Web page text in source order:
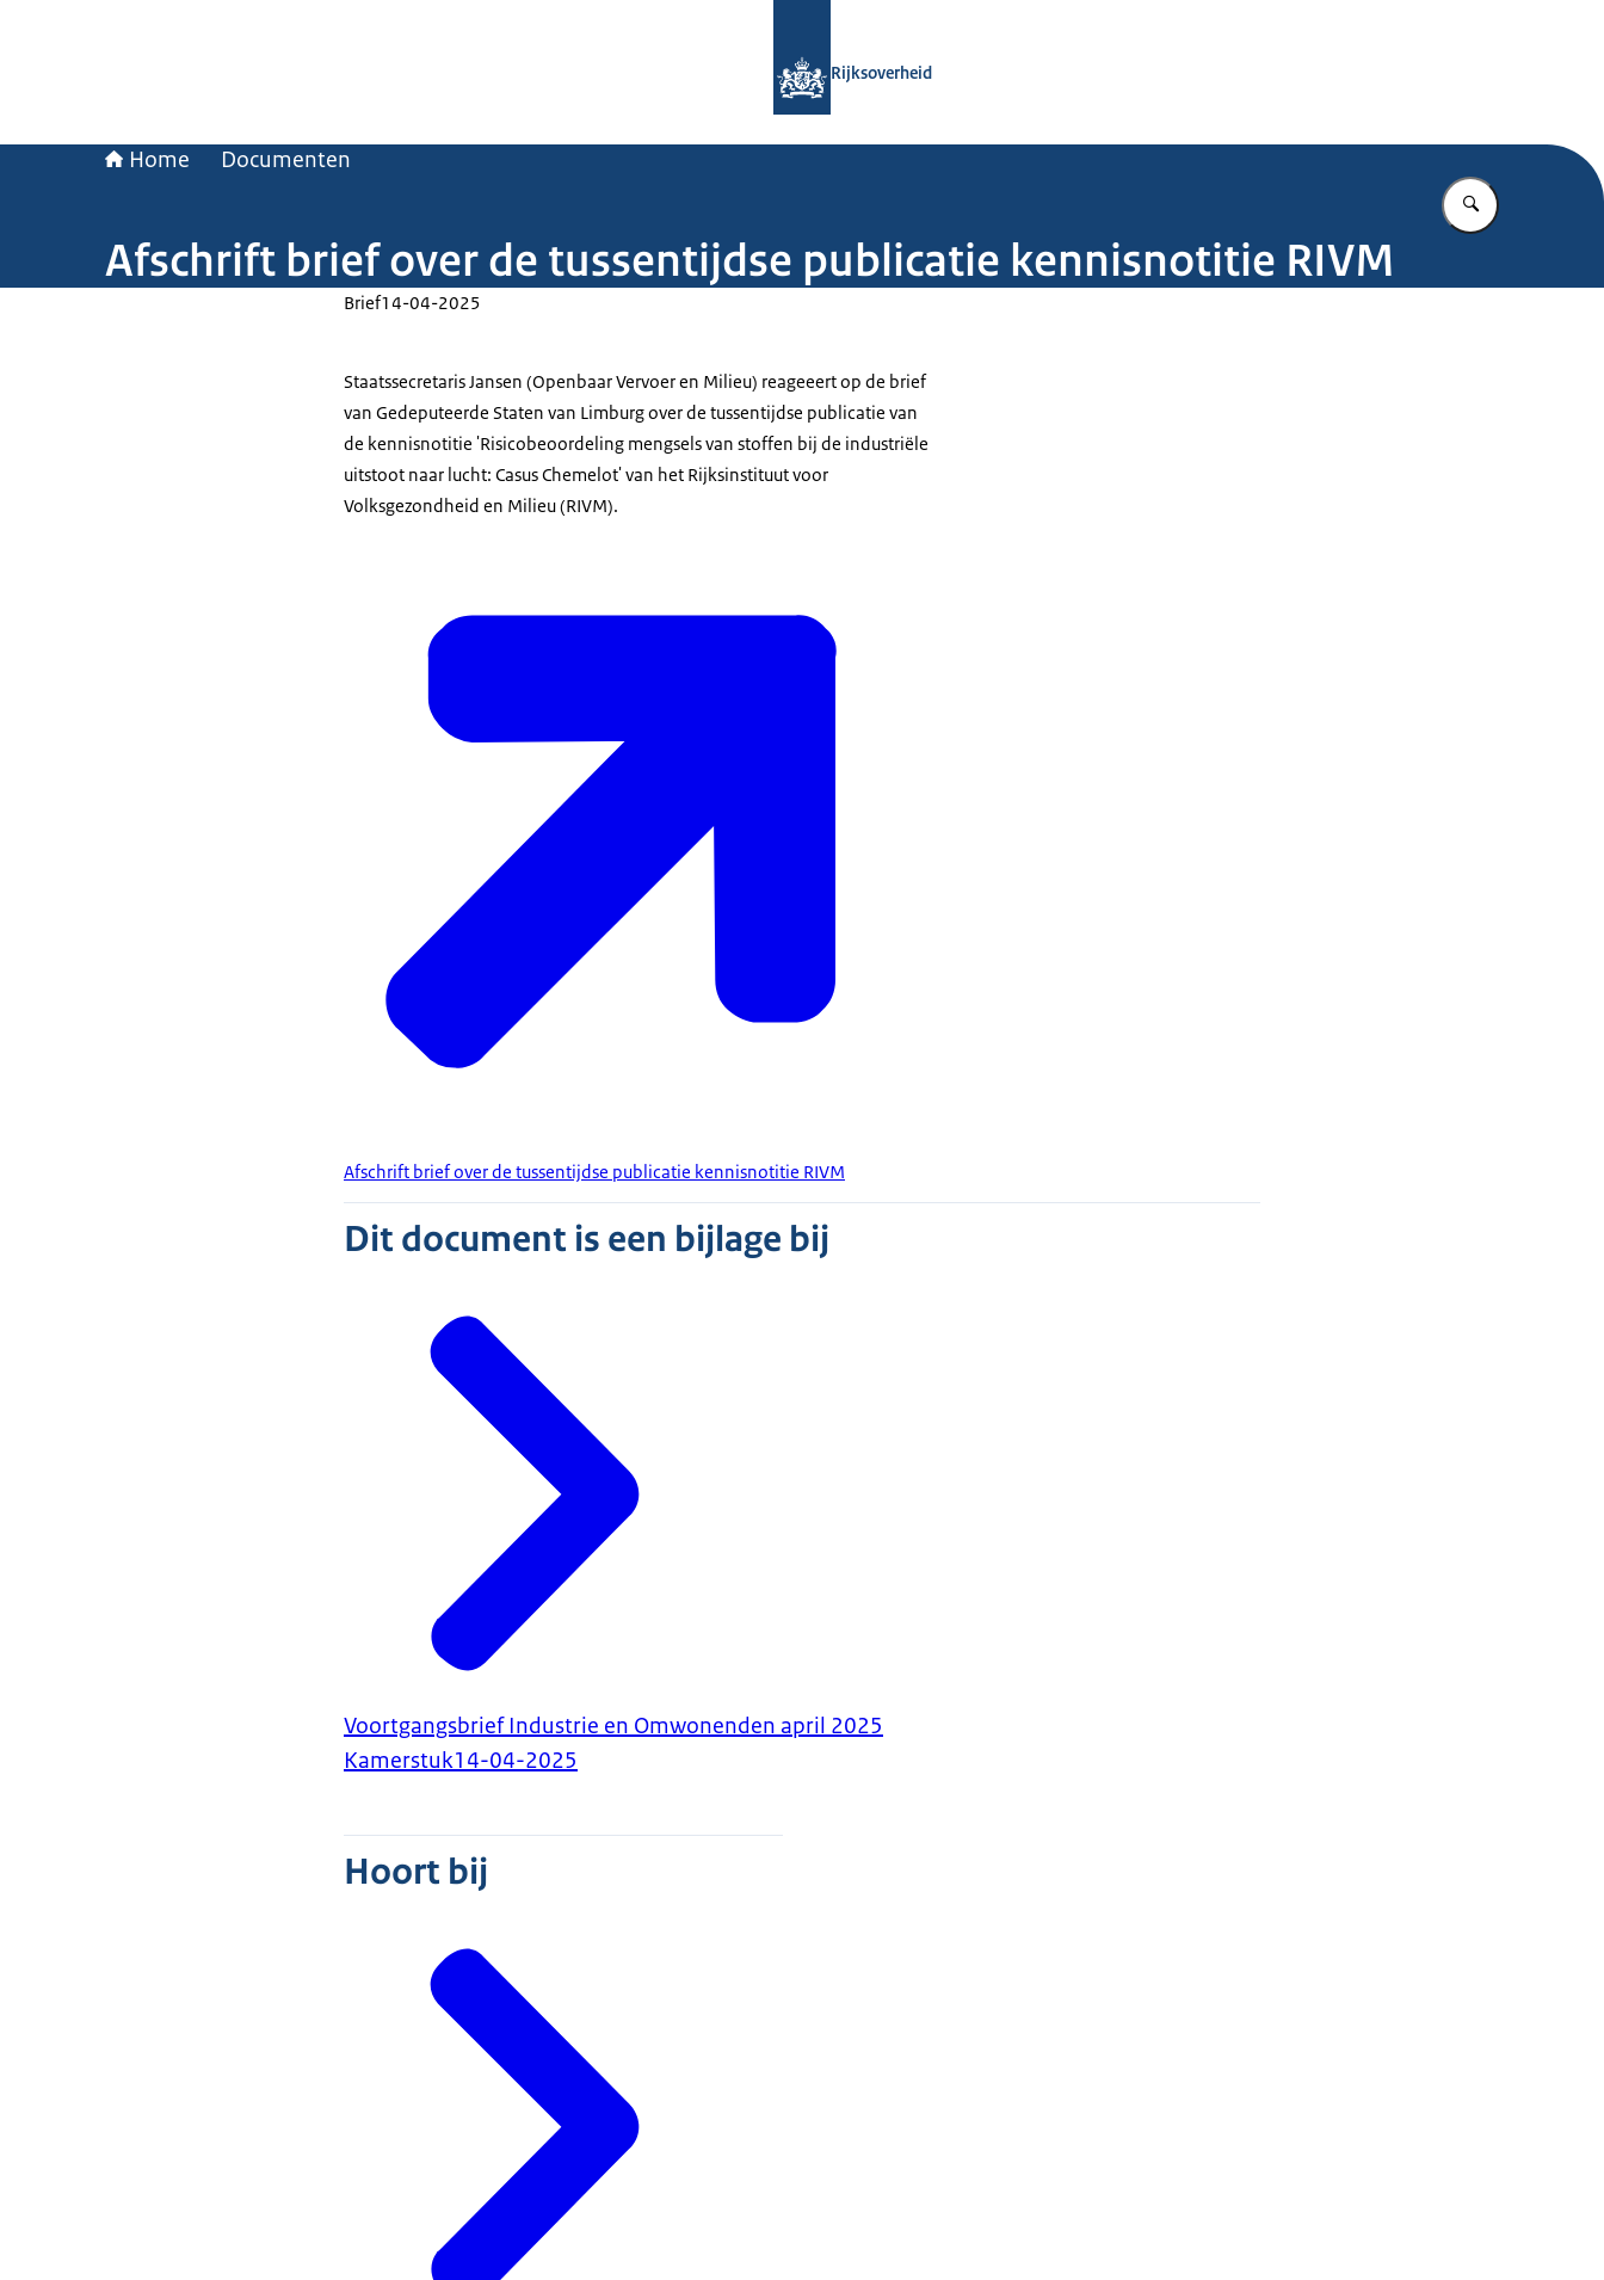
Rijksoverheid
Home Documenten
Vul in wat u
Afschrift brief over de tussentijdse publicatie kennisnotitie RIVM
Brief14-04-2025
Staatssecretaris Jansen (Openbaar Vervoer en Milieu) reageeert op de brief
van Gedeputeerde Staten van Limburg over de tussentijdse publicatie van
de kennisnotitie 'Risicobeoordeling mengsels van stoffen bij de industriële
uitstoot naar lucht: Casus Chemelot' van het Rijksinstituut voor
Volksgezondheid en Milieu (RIVM).
Afschrift brief over de tussentijdse publicatie kennisnotitie RIVM
Dit document is een bijlage bij
Voortgangsbrief Industrie en Omwonenden april 2025
Kamerstuk14-04-2025
Hoort bij